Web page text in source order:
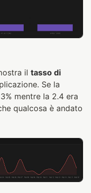
il tasso di
Se la
mentre la 2.4 era
qualcosa è andato